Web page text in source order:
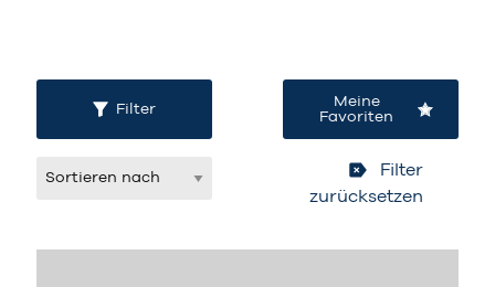
Filter
Meine
Favoriten
Filter
zurücksetzen